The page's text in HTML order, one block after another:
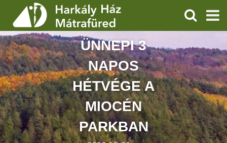
SZOLGÁLTATÁSOK
PROGRAMOK
HÍREK
RÓLUNK
KERESÉS
ÜNNEPI 3
NAPOS
HÉTVÉGE A
MIOCÉN
PARKBAN